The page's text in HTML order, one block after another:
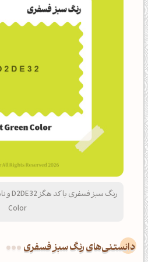
Color
دانستنی‌های رنگ سبز فسفری